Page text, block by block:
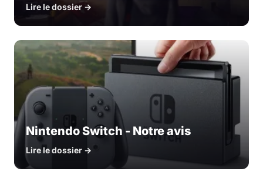
Lire le dossier →
Nintendo Switch - Notre avis
Lire le dossier →